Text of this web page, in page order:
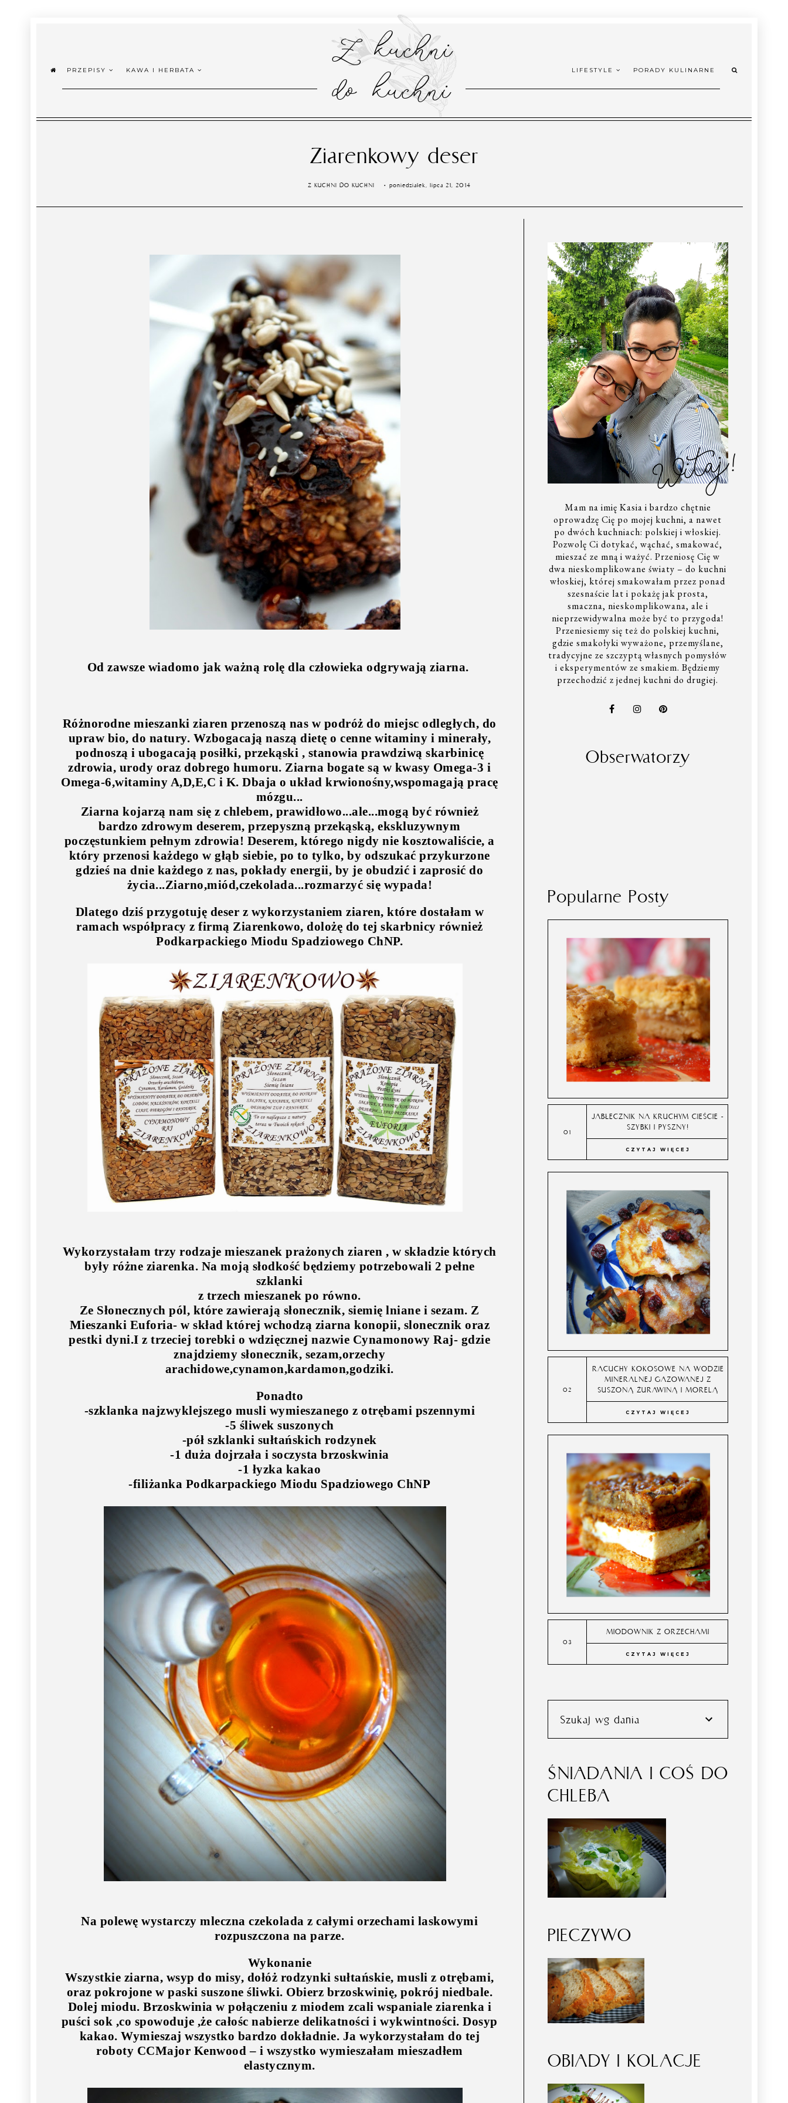
PRZEPISY KAWA I HERBATA
Z kuchni
do kuchni
LIFESTYLE PORADY KULINARNE
Ziarenkowy deser
Z KUCHNI DO KUCHNI poniedziałek, lipca 21, 2014
Od zawsze wiadomo jak ważną rolę dla człowieka odgrywają ziarna.
Różnorodne mieszanki ziaren przenoszą nas w podróż do miejsc odległych, do
upraw bio, do natury. Wzbogacają naszą dietę o cenne witaminy i minerały,
podnoszą i ubogacają posiłki, przekąski , stanowia prawdziwą skarbinicę
zdrowia, urody oraz dobrego humoru. Ziarna bogate są w kwasy Omega-3 i
Omega-6,witaminy A,D,E,C i K. Dbaja o układ krwionośny,wspomagają pracę
mózgu...
Ziarna kojarzą nam się z chlebem, prawidłowo...ale...mogą być również
bardzo zdrowym deserem, przepyszną przekąską, ekskluzywnym
poczęstunkiem pełnym zdrowia! Deserem, którego nigdy nie kosztowaliście, a
który przenosi każdego w głąb siebie, po to tylko, by odszukać przykurzone
gdzieś na dnie każdego z nas, pokłady energii, by je obudzić i zaprosić do
życia...Ziarno,miód,czekolada...rozmarzyć się wypada!
Dlatego dziś przygotuję deser z wykorzystaniem ziaren, które dostałam w
ramach współpracy z firmą Ziarenkowo, dolożę do tej skarbnicy również
Podkarpackiego Miodu Spadziowego ChNP.
Wykorzystałam trzy rodzaje mieszanek prażonych ziaren , w składzie których
były różne ziarenka. Na moją słodkość będziemy potrzebowali 2 pełne
szklanki
z trzech mieszanek po równo.
Ze Słonecznych pól, które zawierają słonecznik, siemię lniane i sezam. Z
Mieszanki Euforia- w skład której wchodzą ziarna konopii, slonecznik oraz
pestki dyni.I z trzeciej torebki o wdzięcznej nazwie Cynamonowy Raj- gdzie
znajdziemy słonecznik, sezam,orzechy
arachidowe,cynamon,kardamon,godziki.
Ponadto
-szklanka najzwyklejszego musli wymieszanego z otrębami pszennymi
-5 śliwek suszonych
-pół szklanki sułtańskich rodzynek
-1 duża dojrzała i soczysta brzoskwinia
-1 łyzka kakao
-filiżanka Podkarpackiego Miodu Spadziowego ChNP
Na polewę wystarczy mleczna czekolada z całymi orzechami laskowymi
rozpuszczona na parze.
Wykonanie
Wszystkie ziarna, wsyp do misy, dołóż rodzynki sułtańskie, musli z otrębami,
oraz pokrojone w paski suszone śliwki. Obierz brzoskwinię, pokrój niedbale.
Dolej miodu. Brzoskwinia w połączeniu z miodem zcali wspaniale ziarenka i
puści sok ,co spowoduje ,że całośc nabierze delikatności i wykwintności. Dosyp
kakao. Wymieszaj wszystko bardzo dokładnie. Ja wykorzystałam do tej
roboty CCMajor Kenwood – i wszystko wymieszałam mieszadłem
elastycznym.
Witaj!
Mam na imię Kasia i bardzo chętnie
oprowadzę Cię po mojej kuchni, a nawet
po dwóch kuchniach: polskiej i włoskiej.
Pozwolę Ci dotykać, wąchać, smakować,
mieszać ze mną i ważyć. Przeniosę Cię w
dwa nieskomplikowane światy – do kuchni
włoskiej, której smakowałam przez ponad
szesnaście lat i pokażę jak prosta,
smaczna, nieskomplikowana, ale i
nieprzewidywalna może być to przygoda!
Przeniesiemy się też do polskiej kuchni,
gdzie smakołyki wyważone, przemyślane,
tradycyjne ze szczyptą własnych pomysłów
i eksperymentów ze smakiem. Będziemy
przechodzić z jednej kuchni do drugiej.
Obserwatorzy
Popularne Posty
JABŁECZNIK NA KRUCHYM CIEŚCIE -
SZYBKI I PYSZNY!
CZYTAJ WIĘCEJ
RACUCHY KOKOSOWE NA WODZIE
MINERALNEJ GAZOWANEJ Z
SUSZONĄ ŻURAWINĄ I MORELĄ
CZYTAJ WIĘCEJ
MIODOWNIK Z ORZECHAMI
CZYTAJ WIĘCEJ
Szukaj wg dania
ŚNIADANIA I COŚ DO
CHLEBA
PIECZYWO
OBIADY I KOLACJE